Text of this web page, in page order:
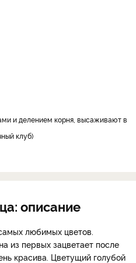
клуб
описание
любимых цветов.
из первых зацветает после
красива. Цветущий голубой